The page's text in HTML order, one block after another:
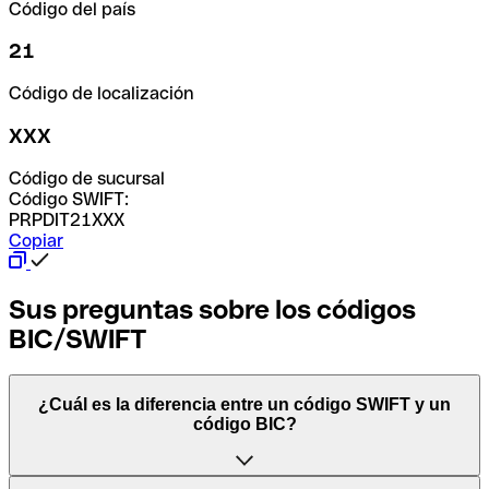
Código del país
21
Código de localización
XXX
Código de sucursal
Código SWIFT:
PRPDIT21XXX
Copiar
Sus preguntas sobre los códigos
BIC/SWIFT
¿Cuál es la diferencia entre un código SWIFT y un
código BIC?